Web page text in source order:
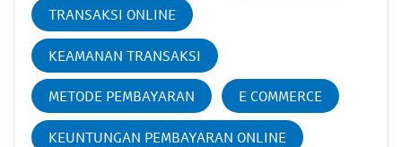
TRANSAKSI ONLINE
KEAMANAN TRANSAKSI
METODE PEMBAYARAN E COMMERCE
KEUNTUNGAN PEMBAYARAN ONLINE